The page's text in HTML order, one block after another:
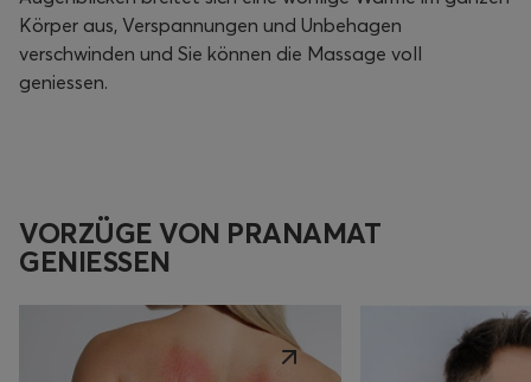
Körper aus, Verspannungen und Unbehagen
verschwinden und Sie können die Massage voll
geniessen.
VORZÜGE VON PRANAMAT
GENIESSEN